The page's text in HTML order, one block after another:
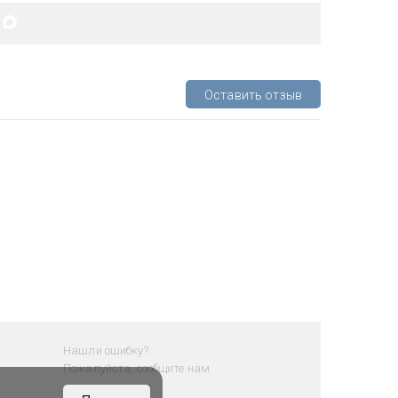
Оставить отзыв
Нашли ошибку?
Пожалуйста, сообщите нам